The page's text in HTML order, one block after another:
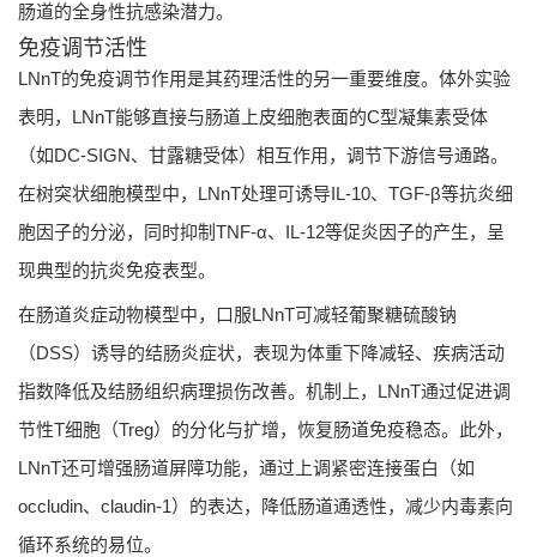
肠道的全身性抗感染潜力。
免疫调节活性
LNnT的免疫调节作用是其药理活性的另一重要维度。体外实验
表明，LNnT能够直接与肠道上皮细胞表面的C型凝集素受体
（如DC-SIGN、甘露糖受体）相互作用，调节下游信号通路。
在树突状细胞模型中，LNnT处理可诱导IL-10、TGF-β等抗炎细
胞因子的分泌，同时抑制TNF-α、IL-12等促炎因子的产生，呈
现典型的抗炎免疫表型。
在肠道炎症动物模型中，口服LNnT可减轻葡聚糖硫酸钠
（DSS）诱导的结肠炎症状，表现为体重下降减轻、疾病活动
指数降低及结肠组织病理损伤改善。机制上，LNnT通过促进调
节性T细胞（Treg）的分化与扩增，恢复肠道免疫稳态。此外，
LNnT还可增强肠道屏障功能，通过上调紧密连接蛋白（如
occludin、claudin-1）的表达，降低肠道通透性，减少内毒素向
循环系统的易位。